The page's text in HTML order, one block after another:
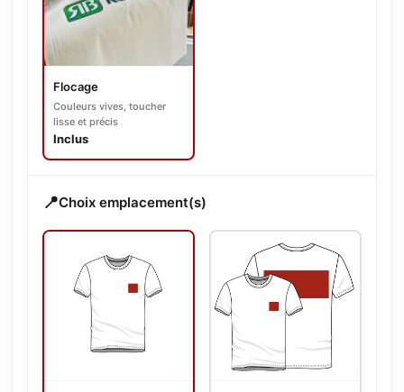
Flocage
Couleurs vives, toucher
lisse et précis
Inclus
📍Choix emplacement(s)